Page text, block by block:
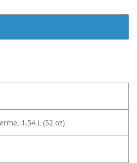
1,54 L (52 oz)